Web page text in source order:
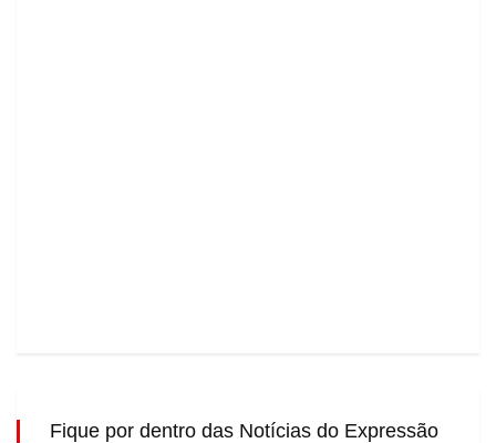
Fique por dentro das Notícias do Expressão